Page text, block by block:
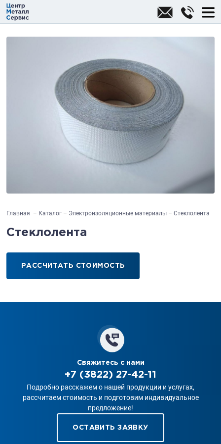
Главная Каталог Электроизоляционные материалы Стеклолента
Стеклолента
РАССЧИТАТЬ СТОИМОСТЬ
Свяжитесь с нами
+7 (3822) 27-42-11
Подробно расскажем о нашей продукции и услугах,
рассчитаем стоимость и подготовим индивидуальное
предложение!
ОСТАВИТЬ ЗАЯВКУ